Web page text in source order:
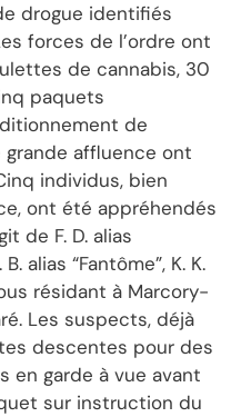
drogue identifiés
forces de l’ordre ont
de cannabis, 30
paquets
de
affluence ont
individus, bien
ont été appréhendés
de F. D. alias
alias “Fantôme”, K. K.
résidant à Marcory-
Les suspects, déjà
descentes pour des
en garde à vue avant
sur instruction du